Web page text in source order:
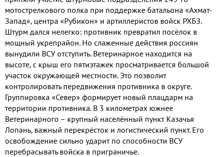
мотострелкового полка при поддержке батальона «Ахмат-
Запад», центра «Рубикон» и артиллеристов войск РХБЗ.
Штурм дался нелегко: противник превратил посёлок в
мощный укрепрайон. Но слаженные действия россиян
вынудили ВСУ отступить. Ветеринарное находится на
высоте, с крыш его пятиэтажек просматривается большой
участок окружающей местности. Это позволит
контролировать передвижения противника в округе.
Группировка «Север» формирует новый плацдарм на
территории противника. В 3 километрах южнее
Ветеринарного – крупный населённый пункт Казачья
Лопань, важный перекрёсток и логистический пункт. Его
освобождение сильно ударит по способности ВСУ
перебрасывать войска в приграничье.